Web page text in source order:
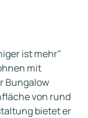
ist mehr"
mit
Bungalow
von rund
bietet er